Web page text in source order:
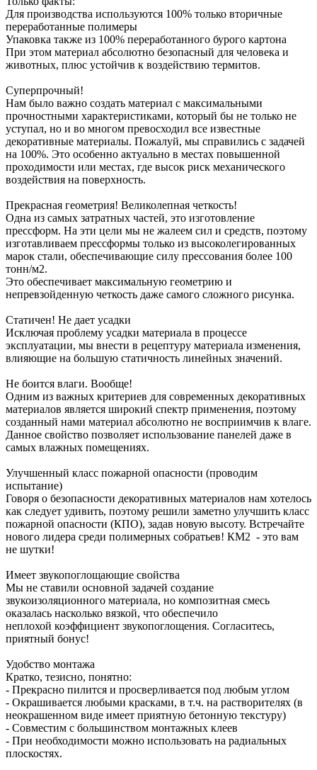
Для производства используются 100% только вторичные
переработанные полимеры
Упаковка также из 100% переработанного бурого картона
При этом материал абсолютно безопасный для человека и
животных, плюс устойчив к воздействию термитов.
Суперпрочный!
Нам было важно создать материал с максимальными
прочностными характеристиками, который бы не только не
уступал, но и во многом превосходил все известные
декоративные материалы. Пожалуй, мы справились с задачей
на 100%. Это особенно актуально в местах повышенной
проходимости или местах, где высок риск механического
воздействия на поверхность.
Прекрасная геометрия! Великолепная четкость!
Одна из самых затратных частей, это изготовление
прессформ. На эти цели мы не жалеем сил и средств, поэтому
изготавливаем прессформы только из высоколегированных
марок стали, обеспечивающие силу прессования более 100
тонн/м2.
Это обеспечивает максимальную геометрию и
непревзойденную четкость даже самого сложного рисунка.
Статичен! Не дает усадки
Исключая проблему усадки материала в процессе
эксплуатации, мы внести в рецептуру материала изменения,
влияющие на большую статичность линейных значений.
Не боится влаги. Вообще!
Одним из важных критериев для современных декоративных
материалов является широкий спектр применения, поэтому
созданный нами материал абсолютно не восприимчив к влаге.
Данное свойство позволяет использование панелей даже в
самых влажных помещениях.
Улучшенный класс пожарной опасности (проводим
испытание)
Говоря о безопасности декоративных материалов нам хотелось
как следует удивить, поэтому решили заметно улучшить класс
пожарной опасности (КПО), задав новую высоту. Встречайте
нового лидера среди полимерных собратьев! КМ2 - это вам
не шутки!
Имеет звукопоглощающие свойства
Мы не ставили основной задачей создание
звукоизоляционного материала, но композитная смесь
оказалась насколько вязкой, что обеспечило
неплохой коэффициент звукопоглощения. Согласитесь,
приятный бонус!
Удобство монтажа
Кратко, тезисно, понятно:
- Прекрасно пилится и просверливается под любым углом
- Окрашивается любыми красками, в т.ч. на растворителях (в
неокрашенном виде имеет приятную бетонную текстуру)
- Совместим с большинством монтажных клеев
- При необходимости можно использовать на радиальных
плоскостях.